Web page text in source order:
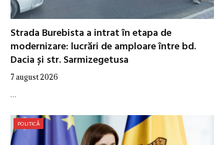
Strada Burebista a intrat în etapa de
modernizare: lucrări de amploare între bd.
Dacia și str. Sarmizegetusa
7 august 2026
…
POLITICĂ